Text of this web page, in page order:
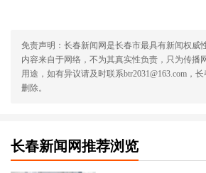
免责声明：长春新闻网是长春市最具有新闻权威
内容来自于网络，不为其真实性负责，只为传播
用途，如有异议请及时联系btr2031@163.com，
删除。
长春新闻网推荐浏览